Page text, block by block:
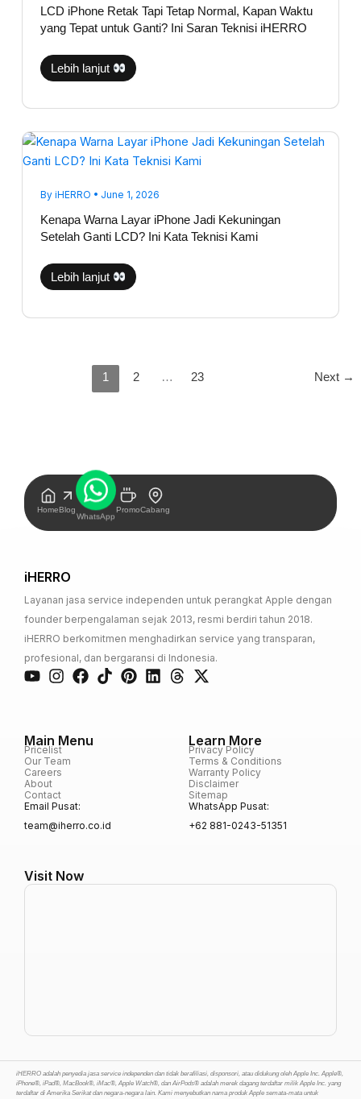
LCD iPhone Retak Tapi Tetap Normal, Kapan Waktu
yang Tepat untuk Ganti? Ini Saran Teknisi iHERRO
Waktu
yang
Tepat
Ganti?
Ini
Saran
Lebih lanjut
By iHERRO • June 1, 2026
Kenapa Warna Layar iPhone Jadi Kekuningan
Setelah Ganti LCD? Ini Kata Teknisi Kami
Kenapa
Warna
Layar
Kekuningan
Ganti
LCD?
Ini
Teknisi
Kami
Lebih lanjut
1 2 … 23 Next →
HomeBlog
WhatsApp
PromoCabang
iHERRO
Layanan jasa service independen untuk perangkat Apple dengan
founder berpengalaman sejak 2013, resmi berdiri tahun 2018.
iHERRO berkomitmen menghadirkan service yang transparan,
profesional, dan bergaransi di Indonesia.
Main Menu
Pricelist
Our Team
Careers
About
Contact
Email Pusat:
team@iherro.co.id
Learn More
Privacy Policy
Terms & Conditions
Warranty Policy
Disclaimer
Sitemap
WhatsApp Pusat:
+62 881-0243-51351
Visit Now
iHERRO adalah penyedia jasa service independen dan tidak berafiliasi, disponsori, atau didukung oleh Apple Inc. Apple®,
iPhone®, iPad®, MacBook®, iMac®, Apple Watch®, dan AirPods® adalah merek dagang terdaftar milik Apple Inc. yang
terdaftar di Amerika Serikat dan negara-negara lain. Kami menyebutkan nama produk Apple semata-mata untuk